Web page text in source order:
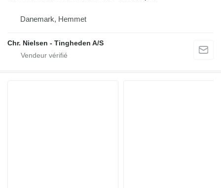
Danemark, Hemmet
Chr. Nielsen - Tingheden A/S